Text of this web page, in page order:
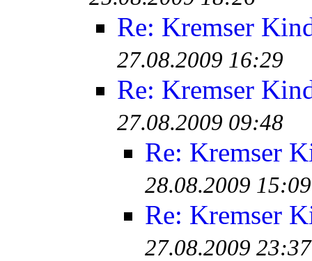
Re: Kremser
27.08.2009 16:29
Re: Kremser
27.08.2009 09:48
Re: Kremser
28.08.2009 15:09
Re: Kremser
27.08.2009 23:37